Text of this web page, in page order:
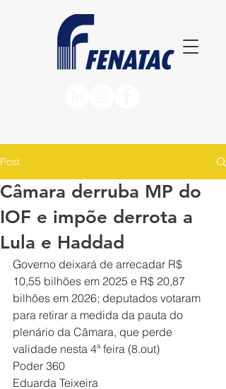
Post
Câmara derruba MP do
IOF e impõe derrota a
Lula e Haddad
Governo deixará de arrecadar R$
10,55 bilhões em 2025 e R$ 20,87
bilhões em 2026; deputados votaram
para retirar a medida da pauta do
plenário da Câmara, que perde
validade nesta 4ª feira (8.out)
Poder 360
Eduarda Teixeira